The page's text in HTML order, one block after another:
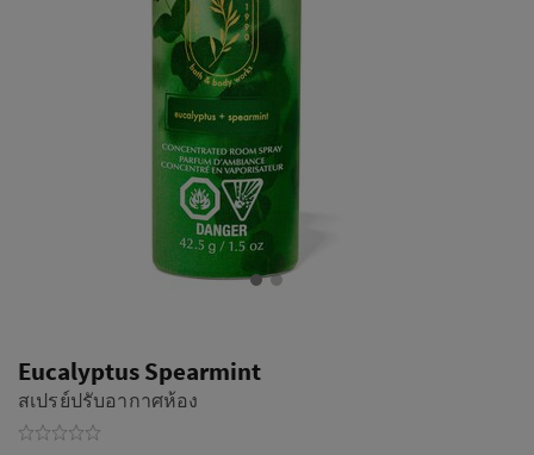
Eucalyptus Spearmint
สเปรย์ปรับอากาศห้อง